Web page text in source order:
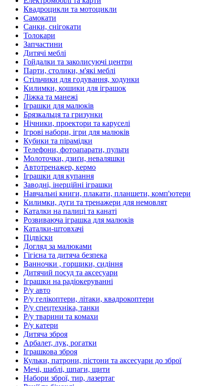
Квадроцикли та мотоцикли
Самокати
Санки, снігокати
Толокари
Запчастини
Дитячі меблі
Гойдалки та заколисуючі центри
Парти, столики, м'які меблі
Стільчики для годування, ходунки
Килимки, кошики для іграшок
Ліжка та манежі
Іграшки для малюків
Брязкальця та гризунки
Нічники, проектори та каруселі
Ігрові набори, ігри для малюків
Кубики та пірамідки
Телефони, фотоапарати, пульти
Молоточки, дзиґи, неваляшки
Автотренажер, кермо
Іграшки для купання
Заводні, інерційні іграшки
Навчальні книги, плакати, планшети, комп'ютери
Килимки, дуги та тренажери для немовлят
Каталки на палиці та канаті
Розвиваюча іграшка для малюків
Каталки-штовхачі
Підвіски
Догляд за малюками
Гігієна та дитяча безпека
Ванночки , горщики, сидіння
Дитячий посуд та аксесуари
Іграшки на радіокеруванні
Р/у авто
Р/у гелікоптери, літаки, квадрокоптери
Р/у спецтехніка, танки
Р/у тварини та комахи
Р/у катери
Дитяча зброя
Арбалет, лук, рогатки
Іграшкова зброя
Кульки, патрони, пістони та аксесуари до зброї
Мечі, шаблі, шпаги, щити
Набори зброї, тир, лазертаг